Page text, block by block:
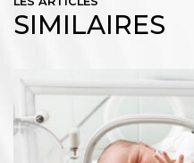
SIMILAIRES